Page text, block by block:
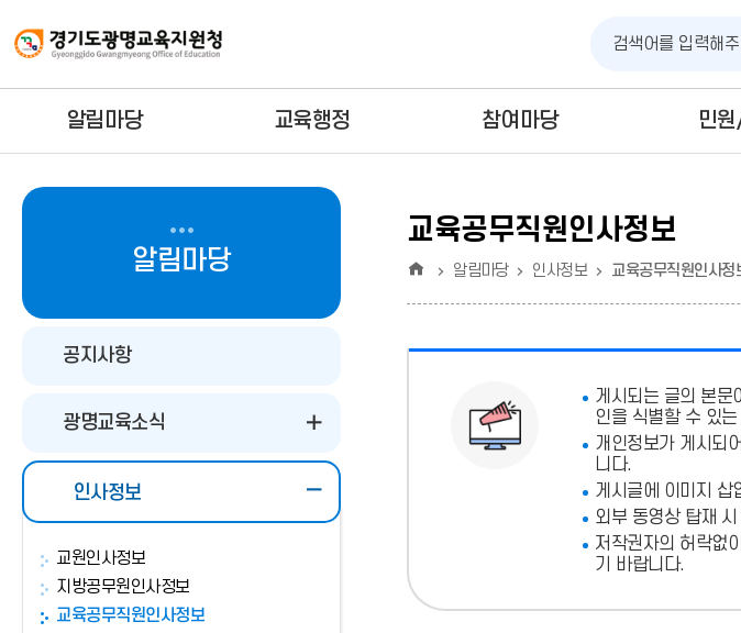
알림마당 교육행정 참여마당 민
알림마당
공지사항
광명교육소식
인사정보
교원인사정보
지방공무원인사정보
교육공무직원인사정보
교육공무직원인사정보
홈 알림마당 인사정보 교육공무직원인사정
게시되는 글의 본문
인을 식별할 수 있
개인정보가 게시되
니다.
게시글에 이미지 삽
외부 동영상 탑재
저작권자의 허락없
기 바랍니다.